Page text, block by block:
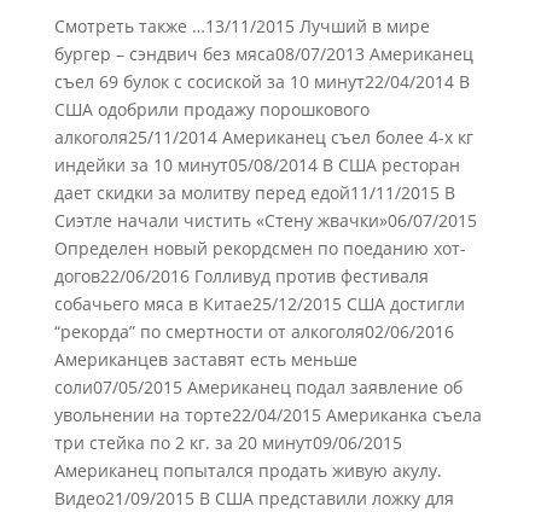
Смотреть также …13/11/2015 Лучший в мире
бургер – сэндвич без мяса08/07/2013 Американец
съел 69 булок с сосиской за 10 минут22/04/2014 В
США одобрили продажу порошкового
алкоголя25/11/2014 Американец съел более 4-х кг
индейки за 10 минут05/08/2014 В США ресторан
дает скидки за молитву перед едой11/11/2015 В
Сиэтле начали чистить «Стену жвачки»06/07/2015
Определен новый рекордсмен по поеданию хот-
догов22/06/2016 Голливуд против фестиваля
собачьего мяса в Китае25/12/2015 США достигли
“рекорда” по смертности от алкоголя02/06/2016
Американцев заставят есть меньше
соли07/05/2015 Американец подал заявление об
увольнении на торте22/04/2015 Американка съела
три стейка по 2 кг. за 20 минут09/06/2015
Американец попытался продать живую акулу.
Видео21/09/2015 В США представили ложку для